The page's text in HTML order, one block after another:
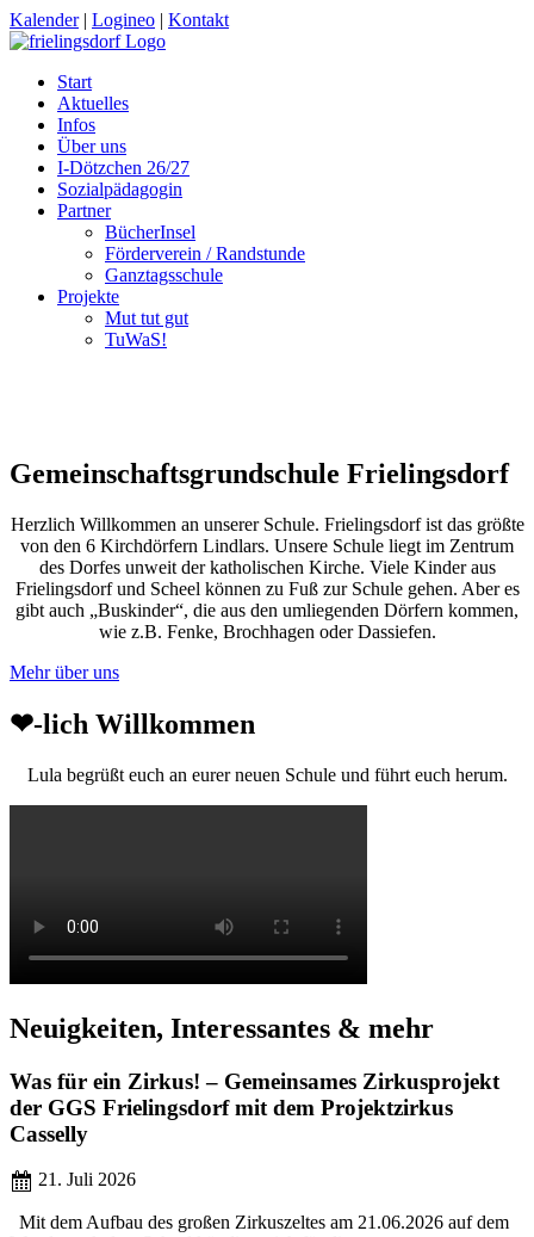
Kalender| Logineo | Kontakt
Start
Aktuelles
Infos
Über uns
I-Dötzchen 26/27
Sozialpädagogin
Partner
BücherInsel
Förderverein / Randstunde
Ganztagsschule
Projekte
Mut tut gut
TuWaS!
Gemeinschafts­grund­schule Frielingsdorf
Herzlich Willkommen an unserer Schule. Frielingsdorf ist das größte
von den 6 Kirchdörfern Lindlars. Unsere Schule liegt im Zentrum
des Dorfes unweit der katholischen Kirche. Viele Kinder aus
Frielingsdorf und Scheel können zu Fuß zur Schule gehen. Aber es
gibt auch „Buskinder“, die aus den umliegenden Dörfern kommen,
wie z.B. Fenke, Brochhagen oder Dassiefen.
Mehr über uns
❤-lich Willkommen
Lula begrüßt euch an eurer neuen Schule und führt euch herum.
Neuigkeiten, Interessantes & mehr
Was für ein Zirkus! – Gemeinsames Zirkusprojekt
der GGS Frielingsdorf mit dem Projektzirkus
Casselly
21. Juli 2026
Mit dem Aufbau des großen Zirkuszeltes am 21.06.2026 auf dem